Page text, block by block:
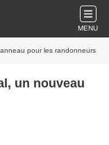
MENU
pour les randonneurs
un nouveau